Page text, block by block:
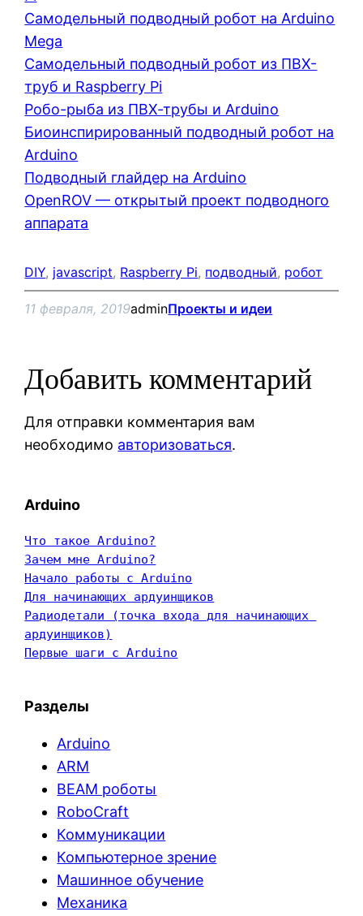
Самодельный подводный робот на Arduino
Mega
Самодельный подводный робот из ПВХ-
труб и Raspberry Pi
Робо-рыба из ПВХ-трубы и Arduino
Биоинспирированный подводный робот на
Arduino
Подводный глайдер на Arduino
OpenROV — открытый проект подводного
аппарата
DIY, javascript, Raspberry Pi, подводный, робот
11 февраля, 2019adminПроекты и идеи
Добавить комментарий
Для отправки комментария вам
необходимо авторизоваться.
Arduino
Что такое Arduino?
Зачем мне Arduino?
Начало работы с Arduino
Для начинающих ардуинщиков
Радиодетали (точка входа для начинающих
ардуинщиков)
Первые шаги с Arduino
Разделы
Arduino
ARM
BEAM роботы
RoboCraft
Коммуникации
Компьютерное зрение
Машинное обучение
Механика